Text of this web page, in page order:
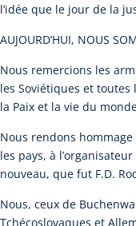
l’idée que le jour de la
AUJOURD’HUI, NOUS
Nous remercions les
les Soviétiques et
la Paix et la vie du
Nous rendons
les pays, à
nouveau, que fut F.D.
Nous, ceux de
Tchécoslovaques et